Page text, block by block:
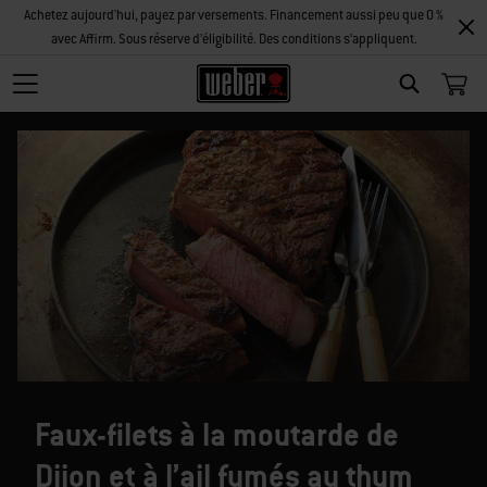
SEARCH
Achetez aujourd'hui, payez par versements. Financement aussi peu que 0 %
avec Affirm. Sous réserve d’éligibilité. Des conditions s’appliquent.
Faux-filets à la moutarde de
Dijon et à l’ail fumés au thym